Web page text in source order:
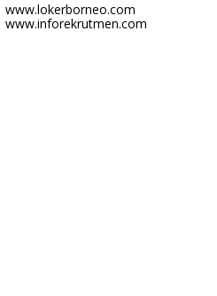
www.lokerborneo.com
www.inforekrutmen.com